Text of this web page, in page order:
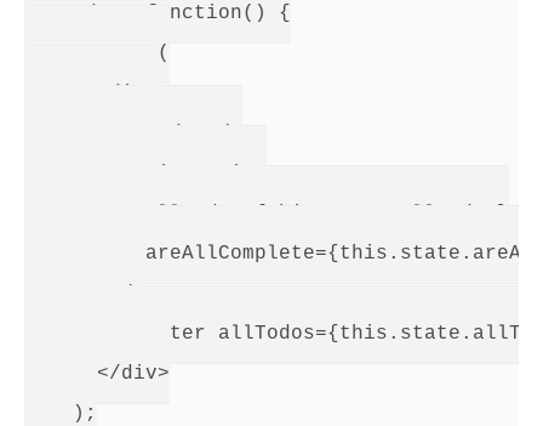
  render: function() {
    return (
<Footer
      </div>
    );